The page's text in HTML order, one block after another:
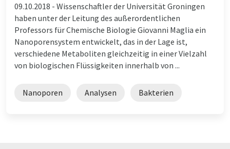
09.10.2018 - Wissenschaftler der Universität Groningen
haben unter der Leitung des außerordentlichen
Professors für Chemische Biologie Giovanni Maglia ein
Nanoporensystem entwickelt, das in der Lage ist,
verschiedene Metaboliten gleichzeitig in einer Vielzahl
von biologischen Flüssigkeiten innerhalb von ...
Nanoporen Analysen Bakterien